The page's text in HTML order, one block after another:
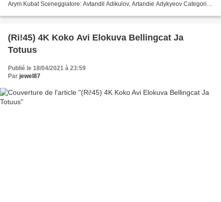
Arym Kubat Sceneggiatore: Avtandil Adikulov, Artandie Adykyeov Categoria:
(Ri!45) 4K Koko Avi Elokuva Bellingcat Ja
Totuus
Publié le 18/04/2021 à 23:59
Par jewel87